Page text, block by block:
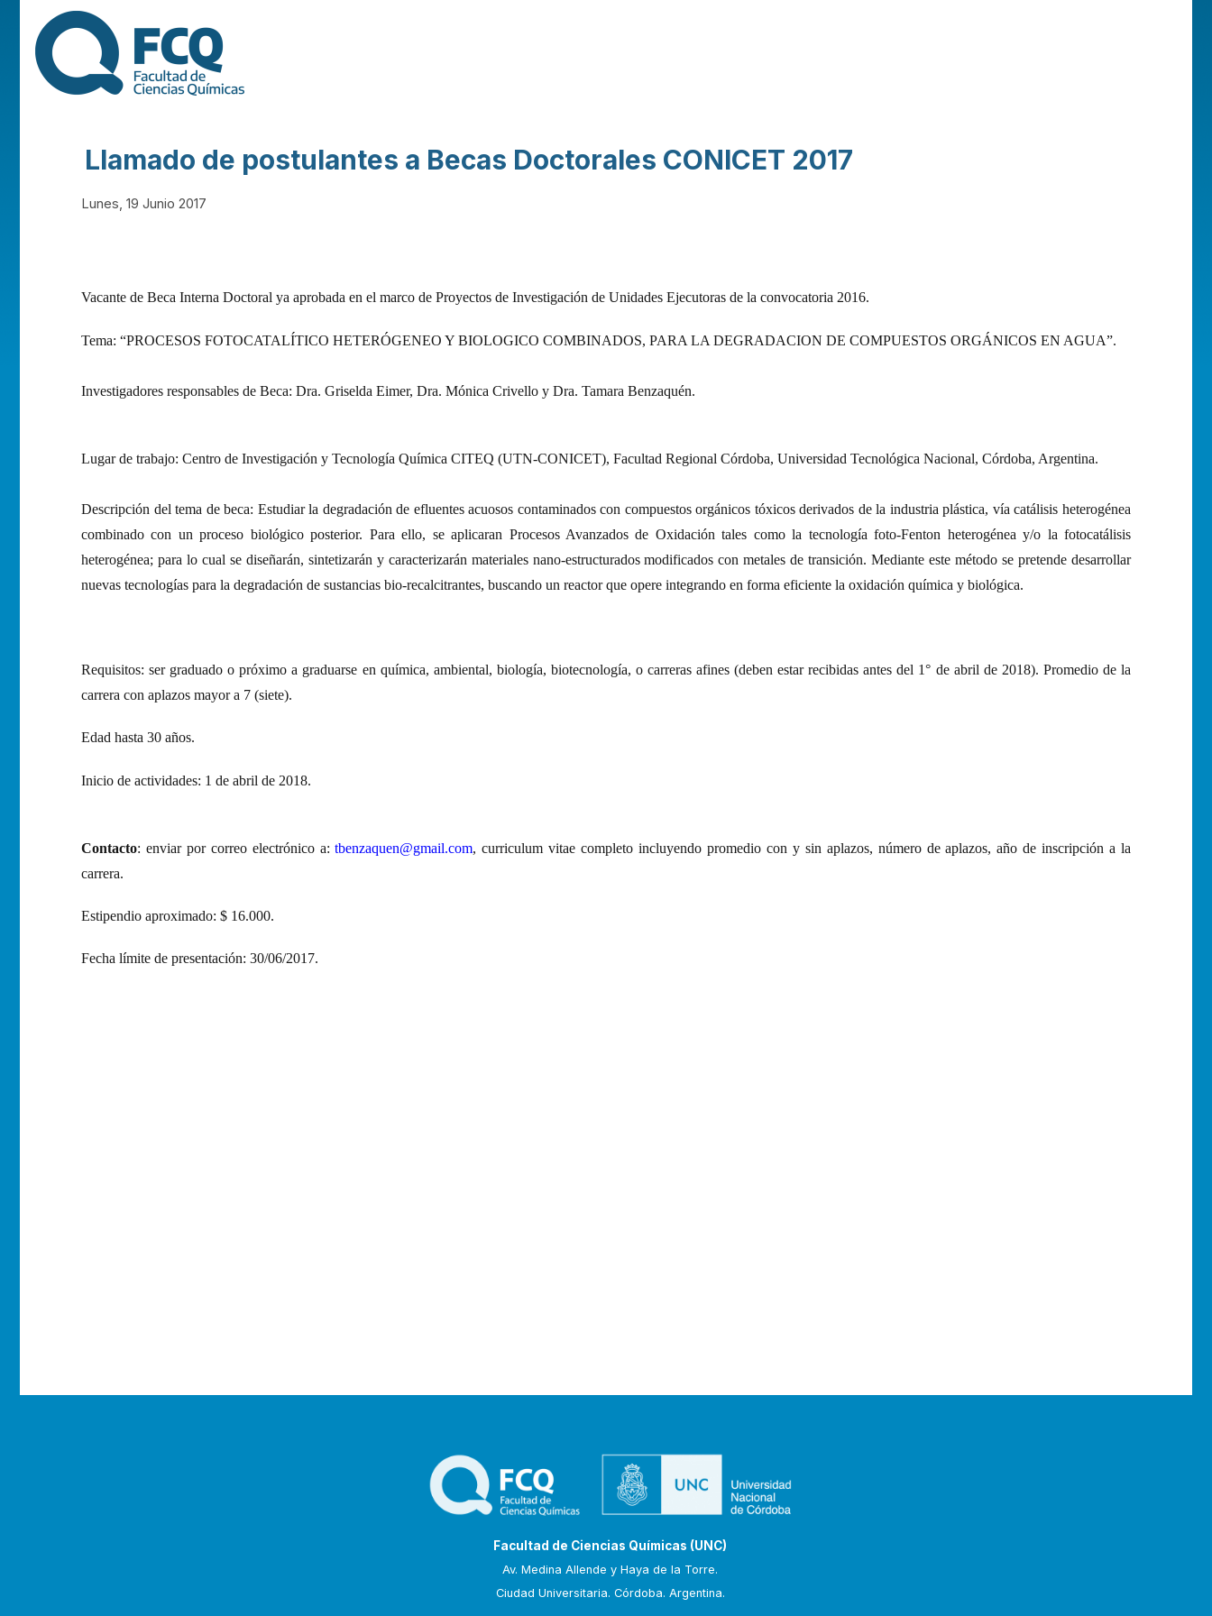
FACULTAD DE
CIENCIAS
QUÍMICAS DE
NACIONAL DE
CÓRDOBA
Llamado de postulantes a Becas Doctorales CONICET 2017
Lunes, 19 Junio 2017
Vacante de Beca Interna Doctoral ya aprobada en el marco de Proyectos de Investigación de Unidades Ejecutoras de la convocatoria 2016.
Tema: “PROCESOS FOTOCATALÍTICO HETERÓGENEO Y BIOLOGICO COMBINADOS, PARA LA DEGRADACION DE COMPUESTOS ORGÁNICOS EN AGUA”.
Investigadores responsables de Beca: Dra. Griselda Eimer, Dra. Mónica Crivello y Dra. Tamara Benzaquén.
Lugar de trabajo: Centro de Investigación y Tecnología Química CITEQ (UTN-CONICET), Facultad Regional Córdoba, Universidad Tecnológica Nacional, Córdoba, Argentina.
Descripción del tema de beca: Estudiar la degradación de efluentes acuosos contaminados con compuestos orgánicos tóxicos derivados de la industria plástica, vía catálisis heterogénea
combinado con un proceso biológico posterior. Para ello, se aplicaran Procesos Avanzados de Oxidación tales como la tecnología foto-Fenton heterogénea y/o la fotocatálisis
heterogénea; para lo cual se diseñarán, sintetizarán y caracterizarán materiales nano-estructurados modificados con metales de transición. Mediante este método se pretende desarrollar
nuevas tecnologías para la degradación de sustancias bio-recalcitrantes, buscando un reactor que opere integrando en forma eficiente la oxidación química y biológica.
Requisitos: ser graduado o próximo a graduarse en química, ambiental, biología, biotecnología, o carreras afines (deben estar recibidas antes del 1° de abril de 2018). Promedio de la
carrera con aplazos mayor a 7 (siete).
Edad hasta 30 años.
Inicio de actividades: 1 de abril de 2018.
Contacto: enviar por correo electrónico a:tbenzaquen@gmail.com, curriculum vitae completo incluyendo promedio con y sin aplazos, número de aplazos, año de inscripción a la
carrera.
Estipendio aproximado: $ 16.000.
Fecha límite de presentación: 30/06/2017.
Facultad de Ciencias Químicas (UNC)
Av. Medina Allende y Haya de la Torre.
Ciudad Universitaria. Córdoba. Argentina.